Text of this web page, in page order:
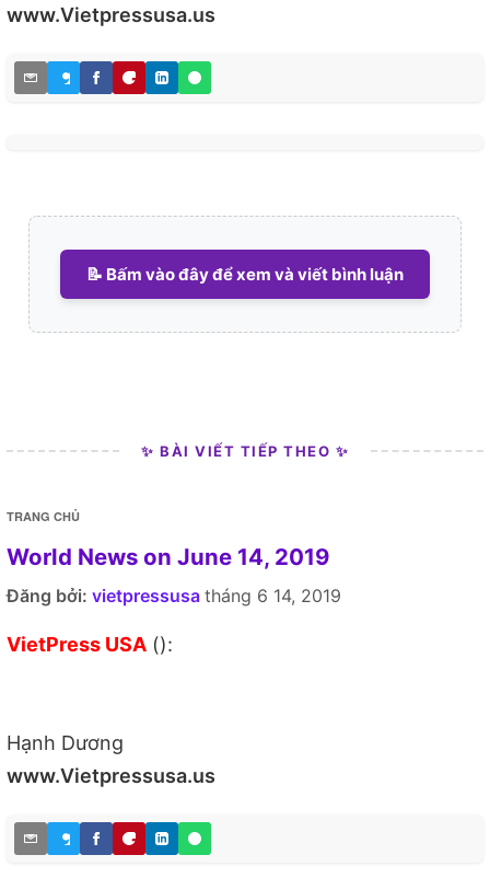
www.Vietpressusa.us
📝 Bấm vào đây để xem và viết bình luận
✨ BÀI VIẾT TIẾP THEO ✨
TRANG CHỦ
World News on June 14, 2019
Đăng bởi: vietpressusa tháng 6 14, 2019
VietPress USA ():
Hạnh Dương
www.Vietpressusa.us